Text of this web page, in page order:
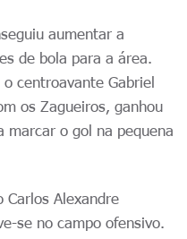
aumentar a
de bola para a área.
centroavante Gabriel
os Zagueiros, ganhou
marcar o gol na pequena
Carlos Alexandre
se no campo ofensivo.